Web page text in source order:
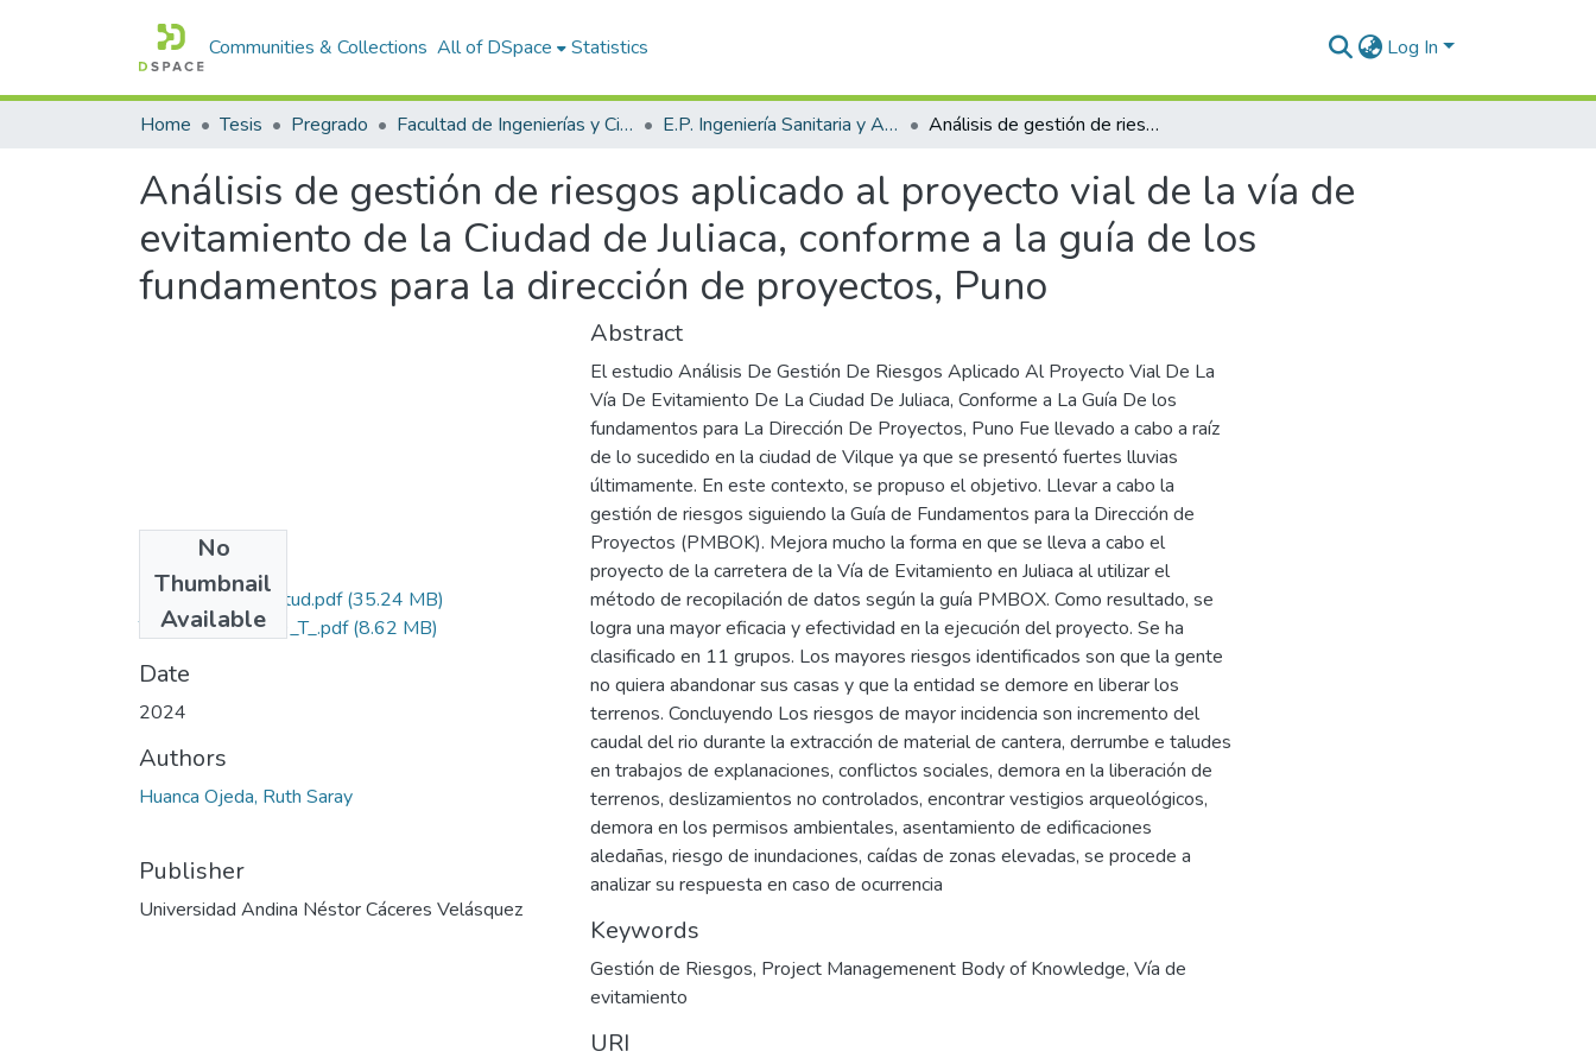
Communities & Collections All of DSpace Statistics Log In
Home Tesis Pregrado Facultad de Ingenierías y Ciencias Puras E.P. Ingeniería Sanitaria y Ambiental Análisis de gestión de riesgos aplicado al proyecto vial de la vía de evitamiento de la Ciudad de Juliaca, conforme a la guía de los fundamentos para la dirección de proyectos, Puno
Análisis de gestión de riesgos aplicado al proyecto vial de la vía de
evitamiento de la Ciudad de Juliaca, conforme a la guía de los
fundamentos para la dirección de proyectos, Puno
No
Thumbnail
Available
Grado de Similitud.pdf(35.24 MB)
T036_75735619_T_.pdf(8.62 MB)
Date
2024
Authors
Huanca Ojeda, Ruth Saray
Publisher
Universidad Andina Néstor Cáceres Velásquez
Abstract
El estudio Análisis De Gestión De Riesgos Aplicado Al Proyecto Vial De La
Vía De Evitamiento De La Ciudad De Juliaca, Conforme a La Guía De los
fundamentos para La Dirección De Proyectos, Puno Fue llevado a cabo a raíz
de lo sucedido en la ciudad de Vilque ya que se presentó fuertes lluvias
últimamente. En este contexto, se propuso el objetivo. Llevar a cabo la
gestión de riesgos siguiendo la Guía de Fundamentos para la Dirección de
Proyectos (PMBOK). Mejora mucho la forma en que se lleva a cabo el
proyecto de la carretera de la Vía de Evitamiento en Juliaca al utilizar el
método de recopilación de datos según la guía PMBOX. Como resultado, se
logra una mayor eficacia y efectividad en la ejecución del proyecto. Se ha
clasificado en 11 grupos. Los mayores riesgos identificados son que la gente
no quiera abandonar sus casas y que la entidad se demore en liberar los
terrenos. Concluyendo Los riesgos de mayor incidencia son incremento del
caudal del rio durante la extracción de material de cantera, derrumbe e taludes
en trabajos de explanaciones, conflictos sociales, demora en la liberación de
terrenos, deslizamientos no controlados, encontrar vestigios arqueológicos,
demora en los permisos ambientales, asentamiento de edificaciones
aledañas, riesgo de inundaciones, caídas de zonas elevadas, se procede a
analizar su respuesta en caso de ocurrencia
Keywords
Gestión de Riesgos, Project Managemenent Body of Knowledge, Vía de
evitamiento
URI